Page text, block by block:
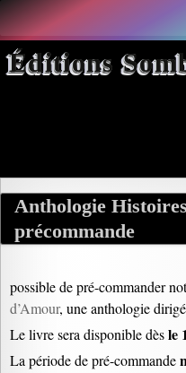
Aller
au
contenu
Éditions
Archives par
Anthologie
précommande
possible de pré-commander
d’Amour, une anthologie
Le livre sera disponible dèsle
La période de pré-commande